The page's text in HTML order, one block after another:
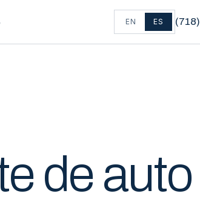
EN ES (718)
de auto